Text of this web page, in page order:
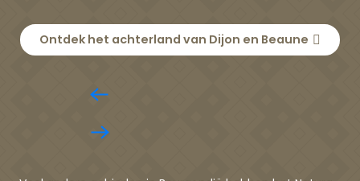
Ontdek het achterland van Dijon en Beaune